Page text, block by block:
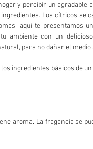
y percibir un agradable
Los cítricos se
aquí te presentamos
ambiente con un
para no dañar el
ingredientes básicos de
aroma. La fragancia se